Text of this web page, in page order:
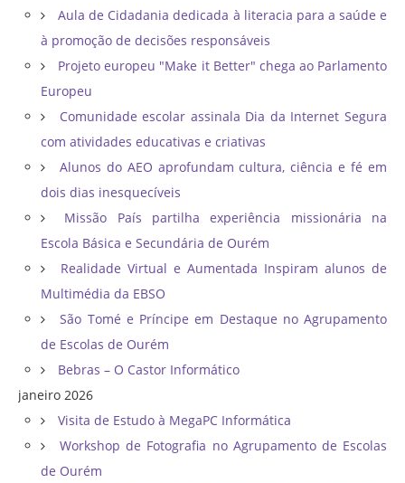
Aula de Cidadania dedicada à literacia para a saúde e
à promoção de decisões responsáveis
Projeto europeu "Make it Better" chega ao Parlamento
Europeu
Comunidade escolar assinala Dia da Internet Segura
com atividades educativas e criativas
Alunos do AEO aprofundam cultura, ciência e fé em
dois dias inesquecíveis
Missão País partilha experiência missionária na
Escola Básica e Secundária de Ourém
Realidade Virtual e Aumentada Inspiram alunos de
Multimédia da EBSO
São Tomé e Príncipe em Destaque no Agrupamento
de Escolas de Ourém
Bebras – O Castor Informático
janeiro 2026
Visita de Estudo à MegaPC Informática
Workshop de Fotografia no Agrupamento de Escolas
de Ourém